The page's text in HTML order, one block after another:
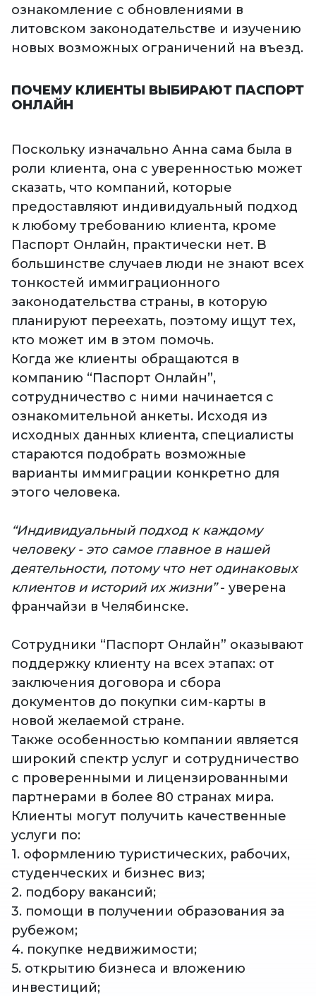
ознакомление с обновлениями в
литовском законодательстве и изучению
новых возможных ограничений на въезд.
ПОЧЕМУ КЛИЕНТЫ ВЫБИРАЮТ ПАСПОРТ
ОНЛАЙН
Поскольку изначально Анна сама была в
роли клиента, она с уверенностью может
сказать, что компаний, которые
предоставляют индивидуальный подход
к любому требованию клиента, кроме
Паспорт Онлайн, практически нет. В
большинстве случаев люди не знают всех
тонкостей иммиграционного
законодательства страны, в которую
планируют переехать, поэтому ищут тех,
кто может им в этом помочь.
Когда же клиенты обращаются в
компанию “Паспорт Онлайн”,
сотрудничество с ними начинается с
ознакомительной анкеты. Исходя из
исходных данных клиента, специалисты
стараются подобрать возможные
варианты иммиграции конкретно для
этого человека.
“Индивидуальный подход к каждому
человеку - это самое главное в нашей
деятельности, потому что нет одинаковых
клиентов и историй их жизни”- уверена
франчайзи в Челябинске.
Сотрудники “Паспорт Онлайн” оказывают
поддержку клиенту на всех этапах: от
заключения договора и сбора
документов до покупки сим-карты в
новой желаемой стране.
Также особенностью компании является
широкий спектр услуг и сотрудничество
с проверенными и лицензированными
партнерами в более 80 странах мира.
Клиенты могут получить качественные
услуги по:
1. оформлению туристических, рабочих,
студенческих и бизнес виз;
2. подбору вакансий;
3. помощи в получении образования за
рубежом;
4. покупке недвижимости;
5. открытию бизнеса и вложению
инвестиций;